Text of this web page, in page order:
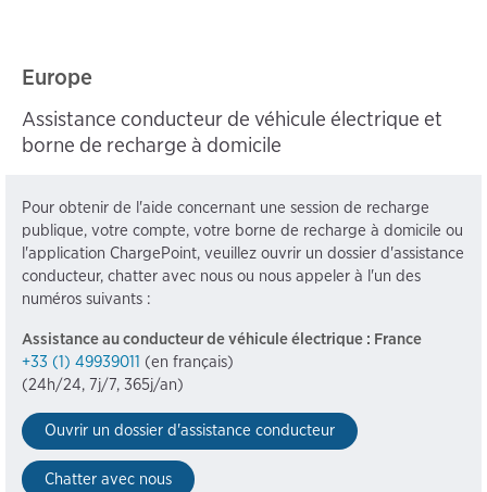
Europe
Assistance conducteur de véhicule électrique et
borne de recharge à domicile
Pour obtenir de l'aide concernant une session de recharge
publique, votre compte, votre borne de recharge à domicile ou
l'application ChargePoint, veuillez ouvrir un dossier d'assistance
conducteur, chatter avec nous ou nous appeler à l'un des
numéros suivants :
Assistance au conducteur de véhicule électrique : France
+33 (1) 49939011 (en français)
(24h/24, 7j/7, 365j/an)
Ouvrir un dossier d'assistance conducteur
Chatter avec nous